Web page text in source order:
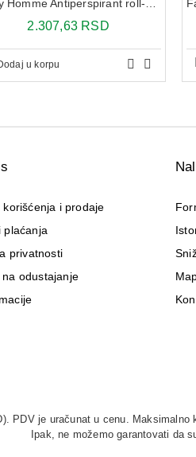
2.307,63 RSD
u korpu
korišćenja i prodaje
plaćanja
privatnosti
na odustajanje
PDV je uračunat u cenu.
Ipak, ne možemo garantovati da